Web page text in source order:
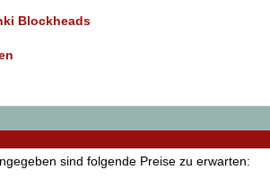
Blockheads
sind folgende Preise zu erwarten: